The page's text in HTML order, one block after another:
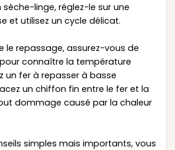
sèche-linge, réglez-le sur une
et utilisez un cycle délicat.
le repassage, assurez-vous de
connaître la température
un fer à repasser à basse
un chiffon fin entre le fer et la
dommage causé par la chaleur
simples mais importants, vous